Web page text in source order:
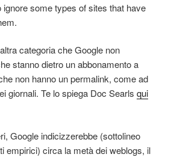
ignore some types of sites that have
categoria che Google non
stanno dietro un abbonamento a
non hanno un permalink, come ad
giornali. Te lo spiega Doc Searls qui
Google indicizzerebbe (sottolineo
empirici) circa la metà dei weblogs, il